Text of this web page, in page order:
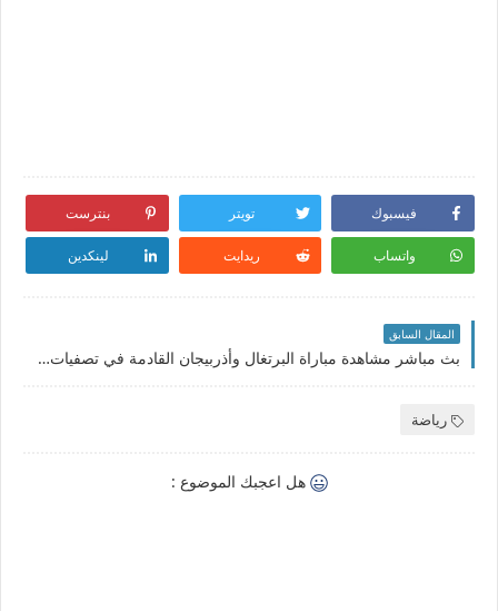
فيسبوك تويتر بنترست
واتساب ريدايت لينكدين
المقال السابق
بث مباشر مشاهدة مباراة البرتغال وأذربيجان القادمة في تصفيات كأس العالم والقنوات الناقلة
رياضة
هل اعجبك الموضوع :